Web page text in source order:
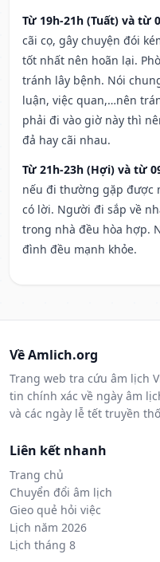
Từ 19h-21h (Tuất) và từ
cãi cọ, gây chuyện đói
tốt nhất nên hoãn lại.
tránh lây bệnh. Nói
luận, việc quan,…nên
phải đi vào giờ này thì
đả hay cãi nhau.
Từ 21h-23h (Hợi) và từ
nếu đi thường gặp được
có lời. Người đi sắp về
trong nhà đều hòa hợp.
đình đều mạnh khỏe.
Về Amlich.org
Trang web tra cứu âm lịch
tin chính xác về ngày âm
và các ngày lễ tết truyền
Liên kết nhanh
Trang chủ
Chuyển đổi âm lịch
Gieo quẻ hỏi việc
Lịch năm 2026
Lịch tháng 8